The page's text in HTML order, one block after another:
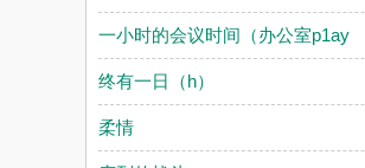
一小时的会议时间（办公室p1ay
终有一日（h）
柔情